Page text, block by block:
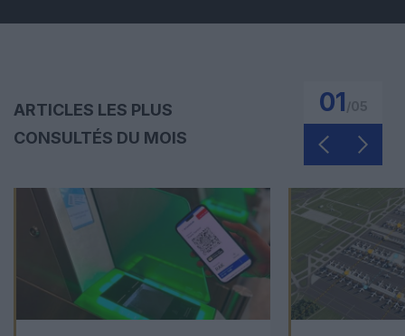
ARTICLES LES PLUS
CONSULTÉS DU MOIS
01